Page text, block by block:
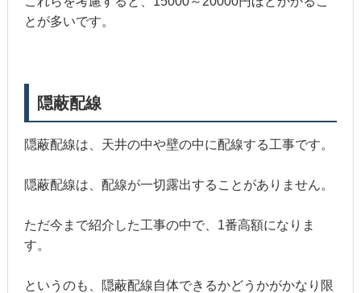
とが多いです。
隠蔽配線
隠蔽配線は、天井の中や壁の中に配線する工事です。
隠蔽配線は、配線が一切露出することがありません。
ただ今まで紹介した工事の中で、1番高額になりま
す。
というのも、隠蔽配線自体できるかどうかがかなり限